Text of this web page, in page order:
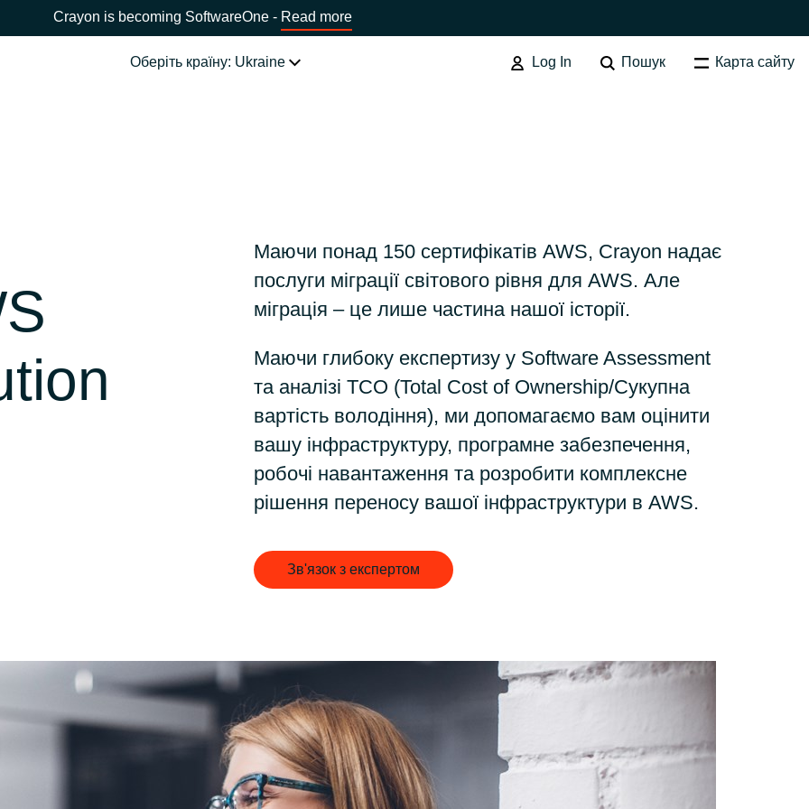
Crayon is becoming SoftwareOne - Read more
Оберіть країну: Ukraine Log In Пошук Карта сайту
Australia
Czechia
Finland
Hungary
Indonesia
Latvia
Poland Portugal
Romania
Singapore
Маючи понад 150 сертифікатів AWS, Crayon надає
послуги міграції світового рівня для AWS. Але
міграція – це лише частина нашої історії.
Маючи глибоку експертизу у Software Assessment
та аналізі TCO (Total Cost of Ownership/Сукупна
вартість володіння), ми допомагаємо вам оцінити
вашу інфраструктуру, програмне забезпечення,
робочі навантаження та розробити комплексне
рішення переносу вашої інфраструктури в AWS.
Зв'язок з експертом